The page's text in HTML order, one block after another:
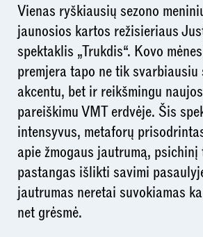
Vienas ryškiausių sezono
jaunosios kartos režisieriaus
spektaklis „Trukdis“. Kovo
premjera tapo ne tik svarbiausiu
akcentu, bet ir reikšmingu
pareiškimu VMT erdvėje. Šis
intensyvus, metaforų
apie žmogaus jautrumą,
pastangas išlikti savimi
jautrumas neretai suvokiamas
net grėsmė.